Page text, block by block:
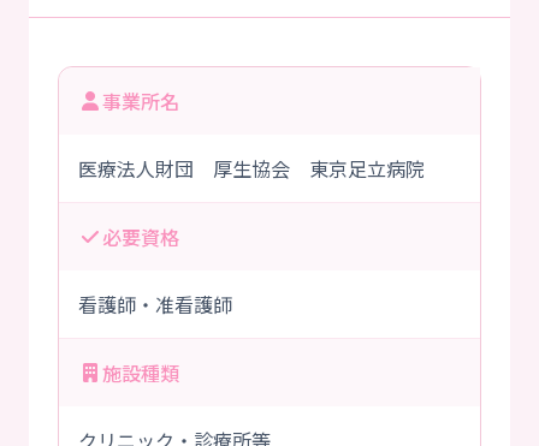
事業所名
医療法人財団 厚生協会 東京足立病院
必要資格
看護師・准看護師
施設種類
クリニック・診療所等